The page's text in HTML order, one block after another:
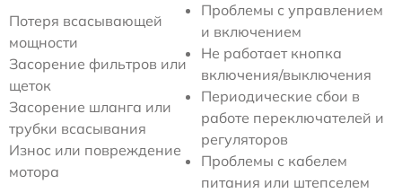
Потеря всасывающей
мощности
Засорение фильтров или
щеток
Засорение шланга или
трубки всасывания
Износ или повреждение
мотора
Проблемы с управлением
и включением
Не работает кнопка
включения/выключения
Периодические сбои в
работе переключателей и
регуляторов
Проблемы с кабелем
питания или штепселем